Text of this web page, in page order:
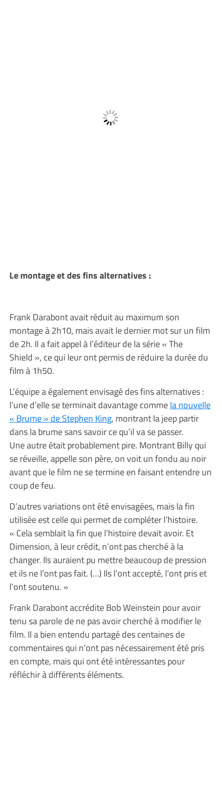
Le montage et des fins alternatives :
Frank Darabont avait réduit au maximum son
montage à 2h10, mais avait le dernier mot sur un film
de 2h. Il a fait appel à l’éditeur de la série « The
Shield », ce qui leur ont permis de réduire la durée du
film à 1h50.
L’équipe a également envisagé des fins alternatives :
l’une d’elle se terminait davantage commela nouvelle
« Brume » de Stephen King, montrant la jeep partir
dans la brume sans savoir ce qu’il va se passer.
Une autre était probablement pire. Montrant Billy qui
se réveille, appelle son père, on voit un fondu au noir
avant que le film ne se termine en faisant entendre un
coup de feu.
D’autres variations ont été envisagées, mais la fin
utilisée est celle qui permet de compléter l’histoire.
« Cela semblait la fin que l’histoire devait avoir. Et
Dimension, à leur crédit, n’ont pas cherché à la
changer. Ils auraient pu mettre beaucoup de pression
et ils ne l’ont pas fait. (…) Ils l’ont accepté, l’ont pris et
l’ont soutenu. »
Frank Darabont accrédite Bob Weinstein pour avoir
tenu sa parole de ne pas avoir cherché à modifier le
film. Il a bien entendu partagé des centaines de
commentaires qui n’ont pas nécessairement été pris
en compte, mais qui ont été intéressantes pour
réfléchir à différents éléments.